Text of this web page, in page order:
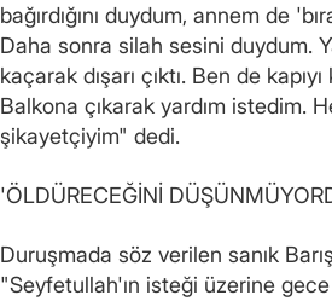
bağırdığını duydum, annem de
Daha sonra silah sesini duydum.
kaçarak dışarı çıktı. Ben de
Balkona çıkarak yardım istedim.
şikayetçiyim" dedi.
'ÖLDÜRECEĞİNİ
Duruşmada söz verilen sanık
"Seyfetullah'ın isteği üzerine